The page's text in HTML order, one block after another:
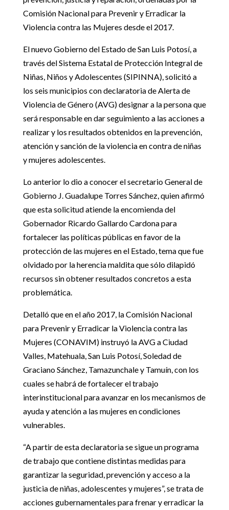
Comisión Nacional para Prevenir y Erradicar la
Violencia contra las Mujeres desde el 2017.
El nuevo Gobierno del Estado de San Luis Potosí, a
través del Sistema Estatal de Protección Integral de
Niñas, Niños y Adolescentes (SIPINNA), solicitó a
los seis municipios con declaratoria de Alerta de
Violencia de Género (AVG) designar a la persona que
será responsable en dar seguimiento a las acciones a
realizar y los resultados obtenidos en la prevención,
atención y sanción de la violencia en contra de niñas
y mujeres adolescentes.
Lo anterior lo dio a conocer el secretario General de
Gobierno J. Guadalupe Torres Sánchez, quien afirmó
que esta solicitud atiende la encomienda del
Gobernador Ricardo Gallardo Cardona para
fortalecer las políticas públicas en favor de la
protección de las mujeres en el Estado, tema que fue
olvidado por la herencia maldita que sólo dilapidó
recursos sin obtener resultados concretos a esta
problemática.
Detalló que en el año 2017, la Comisión Nacional
para Prevenir y Erradicar la Violencia contra las
Mujeres (CONAVIM) instruyó la AVG a Ciudad
Valles, Matehuala, San Luis Potosí, Soledad de
Graciano Sánchez, Tamazunchale y Tamuín, con los
cuales se habrá de fortalecer el trabajo
interinstitucional para avanzar en los mecanismos de
ayuda y atención a las mujeres en condiciones
vulnerables.
“A partir de esta declaratoria se sigue un programa
de trabajo que contiene distintas medidas para
garantizar la seguridad, prevención y acceso a la
justicia de niñas, adolescentes y mujeres”, se trata de
acciones gubernamentales para frenar y erradicar la